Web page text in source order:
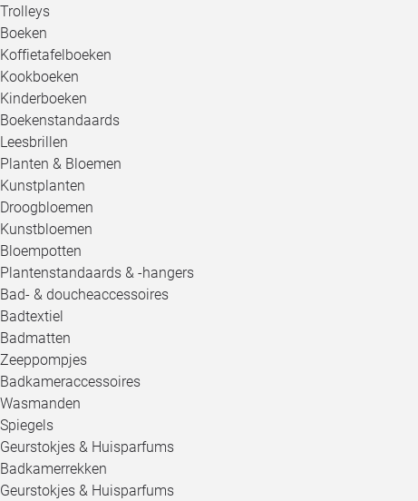
Trolleys
Boeken
Koffietafelboeken
Kookboeken
Kinderboeken
Boekenstandaards
Leesbrillen
Planten & Bloemen
Kunstplanten
Droogbloemen
Kunstbloemen
Bloempotten
Plantenstandaards & -hangers
Bad- & doucheaccessoires
Badtextiel
Badmatten
Zeeppompjes
Badkameraccessoires
Wasmanden
Spiegels
Geurstokjes & Huisparfums
Badkamerrekken
Geurstokjes & Huisparfums